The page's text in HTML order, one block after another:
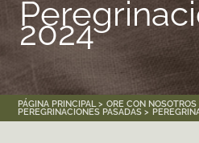
2024
PÁGINA PRINCIPAL ORE CON NOSOTROS
PEREGRINACIONES PASADAS